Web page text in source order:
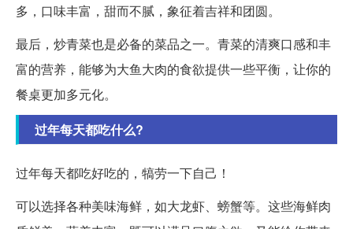
多，口味丰富，甜而不腻，象征着吉祥和团圆。
最后，炒青菜也是必备的菜品之一。青菜的清爽口感和丰
富的营养，能够为大鱼大肉的食欲提供一些平衡，让你的
餐桌更加多元化。
过年每天都吃什么?
过年每天都吃好吃的，犒劳一下自己！
可以选择各种美味海鲜，如大龙虾、螃蟹等。这些海鲜肉